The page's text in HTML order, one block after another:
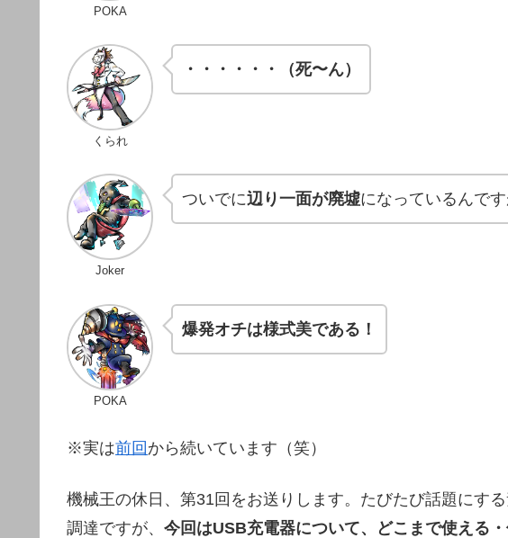
POKA
くられ
・・・・・・（死〜ん）
Joker
ついでに辺り一面が廃墟になっているんです
POKA
爆発オチは様式美である！
※実は前回 から続いています（笑）
機械王の休日、第31回をお送りします。たびたび話題にす
調達ですが、 今回はUSB充電器について、どこまで使える